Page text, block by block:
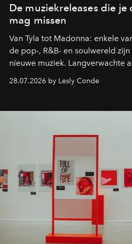
De muziekreleases die je
mag missen
Van Tyla tot Madonna: enkele
de pop-, R&B- en soulwereld
nieuwe muziek. Langverwachte
de releases die je niet mag
28.07.2026 by Lesly Conde